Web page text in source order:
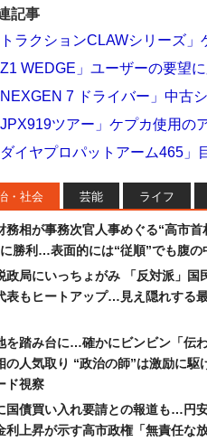
記事
トラクションCLAWシリーズ
Z1 WEDGE」ユーザーの要望
NEXGEN 7 ドライバー」中古
JPX919ツアー」ケプカ使用の
ダイヤプロパットアーム465
・社会 芸能 ライフ
務相が事務次官人事めぐる“高市首
勝利…表面的には“従順”でも腹の
政局にいっちょがみ 「反対派」国
表もヒートアップ…見え隠れする
を踏み台に…確かにビンビン「伝
の人気取り “政治の師”は激励に駆
ド視察
国債買い入れ要請との報道も…円
利上昇が示す高市政権「無責任な